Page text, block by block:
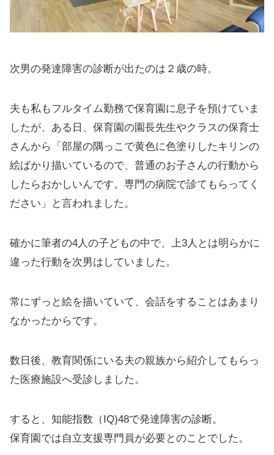
次男の発達障害の診断が出たのは２歳の時。
夫も私もフルタイム勤務で保育園に息子を預けていま
したが、ある日、保育園の園長先生やクラスの保育士
さんから「部屋の隅っこで黄色に色塗りしたキリンの
絵ばかり描いているので、普通のお子さんの行動から
したらおかしいんです。専門の病院で診てもらってく
ださい」と言われました。
確かに筆者の4人の子どもの中で、上3人とは明らかに
違った行動を次男はしていました。
常にずっと絵を描いていて、会話をすることはあまり
なかったからです。
数日後、教育関係にいる夫の親族から紹介してもらっ
た医療施設へ受診しました。
すると、知能指数（IQ)48で発達障害の診断。
保育園では自立支援専門員が必要とのことでした。